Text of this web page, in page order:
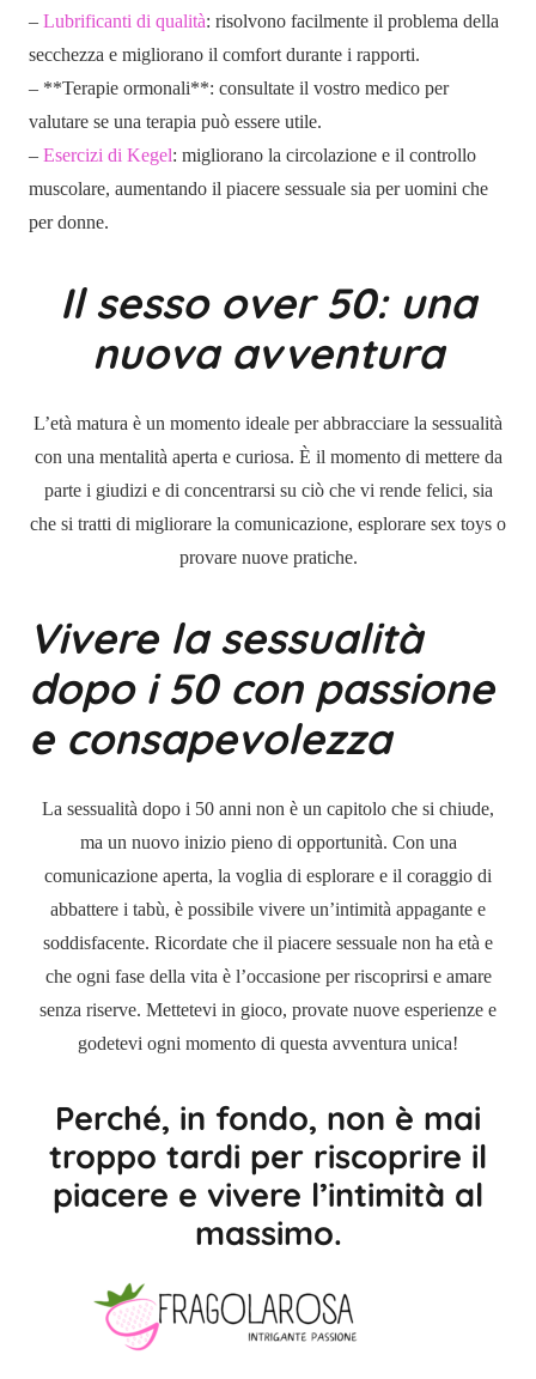
– Lubrificanti di qualità: risolvono facilmente il problema della
secchezza e migliorano il comfort durante i rapporti.
– **Terapie ormonali**: consultate il vostro medico per
valutare se una terapia può essere utile.
– Esercizi di Kegel: migliorano la circolazione e il controllo
muscolare, aumentando il piacere sessuale sia per uomini che
per donne.
Il sesso over 50: una
nuova avventura
L’età matura è un momento ideale per abbracciare la sessualità
con una mentalità aperta e curiosa. È il momento di mettere da
parte i giudizi e di concentrarsi su ciò che vi rende felici, sia
che si tratti di migliorare la comunicazione, esplorare sex toys o
provare nuove pratiche.
Vivere la sessualità
dopo i 50 con passione
e consapevolezza
La sessualità dopo i 50 anni non è un capitolo che si chiude,
ma un nuovo inizio pieno di opportunità. Con una
comunicazione aperta, la voglia di esplorare e il coraggio di
abbattere i tabù, è possibile vivere un’intimità appagante e
soddisfacente. Ricordate che il piacere sessuale non ha età e
che ogni fase della vita è l’occasione per riscoprirsi e amare
senza riserve. Mettetevi in gioco, provate nuove esperienze e
godetevi ogni momento di questa avventura unica!
Perché, in fondo, non è mai
troppo tardi per riscoprire il
piacere e vivere l’intimità al
massimo.